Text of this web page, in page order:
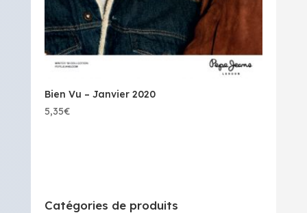
Bien Vu – Janvier 2020
5,35€
Catégories de produits